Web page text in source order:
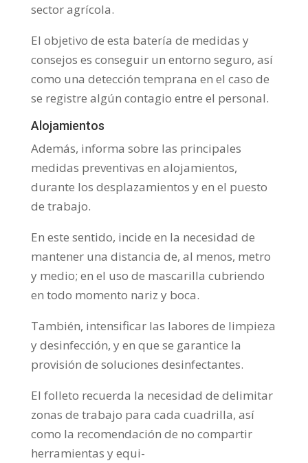
sector agrícola.
El objetivo de esta batería de medidas y
consejos es conseguir un entorno seguro, así
como una detección temprana en el caso de
se registre algún contagio entre el personal.
Alojamientos
Además, informa sobre las principales
medidas preventivas en alojamientos,
durante los desplazamientos y en el puesto
de trabajo.
En este sentido, incide en la necesidad de
mantener una distancia de, al menos, metro
y medio; en el uso de mascarilla cubriendo
en todo momento nariz y boca.
También, intensificar las labores de limpieza
y desinfección, y en que se garantice la
provisión de soluciones desinfectantes.
El folleto recuerda la necesidad de delimitar
zonas de trabajo para cada cuadrilla, así
como la recomendación de no compartir
herramientas y equi-